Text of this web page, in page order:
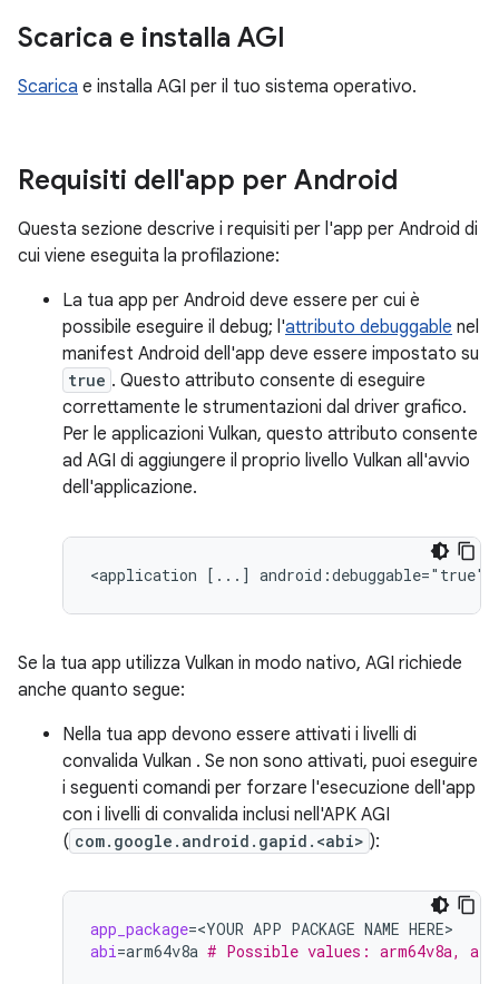
Scarica e installa AGI
Scarica e installa AGI per il tuo sistema operativo.
Requisiti dell'app per Android
Questa sezione descrive i requisiti per l'app per Android di
cui viene eseguita la profilazione:
La tua app per Android deve essere per cui è
possibile eseguire il debug; l'attributo debuggable nel
manifest Android dell'app deve essere impostato su
true . Questo attributo consente di eseguire
correttamente le strumentazioni dal driver grafico.
Per le applicazioni Vulkan, questo attributo consente
ad AGI di aggiungere il proprio livello Vulkan all'avvio
dell'applicazione.
<application [...]
Se la tua app utilizza Vulkan in modo nativo, AGI richiede
anche quanto segue:
Nella tua app devono essere attivati i livelli di
convalida Vulkan . Se non sono attivati, puoi eseguire
i seguenti comandi per forzare l'esecuzione dell'app
con i livelli di convalida inclusi nell'APK AGI
( com.google.android.gapid.<abi> ):
app_package=<YOUR APP PACKAGE NAME
abi=arm64v8a # Possible values: arm64v8a,